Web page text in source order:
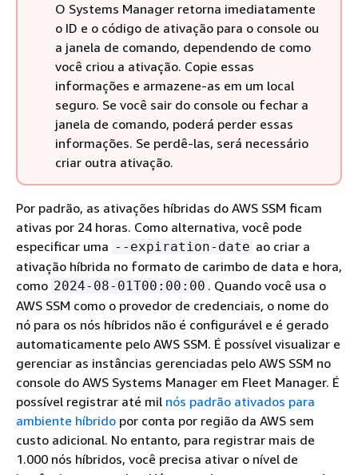
O Systems Manager retorna imediatamente
o ID e o código de ativação para o console ou
a janela de comando, dependendo de como
você criou a ativação. Copie essas
informações e armazene-as em um local
seguro. Se você sair do console ou fechar a
janela de comando, poderá perder essas
informações. Se perdê-las, será necessário
criar outra ativação.
Por padrão, as ativações híbridas do AWS SSM ficam
ativas por 24 horas. Como alternativa, você pode
especificar uma --expiration-date ao criar a
ativação híbrida no formato de carimbo de data e hora,
como 2024-08-01T00:00:00 . Quando você usa o
AWS SSM como o provedor de credenciais, o nome do
nó para os nós híbridos não é configurável e é gerado
automaticamente pelo AWS SSM. É possível visualizar e
gerenciar as instâncias gerenciadas pelo AWS SSM no
console do AWS Systems Manager em Fleet Manager. É
possível registrar até mil nós padrão ativados para
ambiente híbrido por conta por região da AWS sem
custo adicional. No entanto, para registrar mais de
1.000 nós híbridos, você precisa ativar o nível de